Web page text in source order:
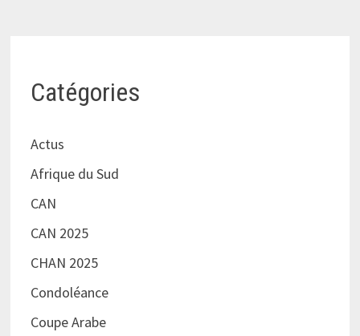
Catégories
Actus
Afrique du Sud
CAN
CAN 2025
CHAN 2025
Condoléance
Coupe Arabe